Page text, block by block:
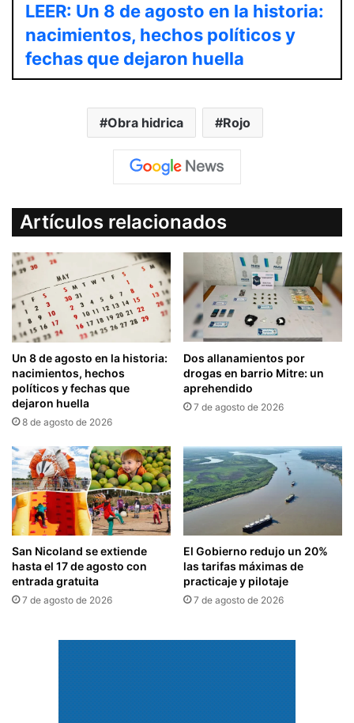
LEER: Un 8 de agosto en la historia:
nacimientos, hechos políticos y
fechas que dejaron huella
Obra hidrica Rojo
Artículos relacionados
Un 8 de agosto en la historia:
nacimientos, hechos
políticos y fechas que
dejaron huella
8 de agosto de 2026
Dos allanamientos por
drogas en barrio Mitre: un
aprehendido
7 de agosto de 2026
San Nicoland se extiende
hasta el 17 de agosto con
entrada gratuita
7 de agosto de 2026
El Gobierno redujo un 20%
las tarifas máximas de
practicaje y pilotaje
7 de agosto de 2026